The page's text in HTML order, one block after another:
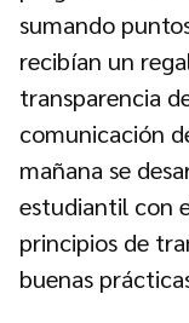
sumando
recibían un
transparencia
comunicación
mañana se
estudiantil con
principios de
buenas